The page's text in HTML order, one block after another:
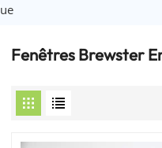
Fenêtres Brewster